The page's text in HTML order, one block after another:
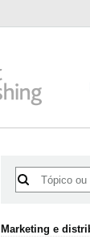
Marketing e